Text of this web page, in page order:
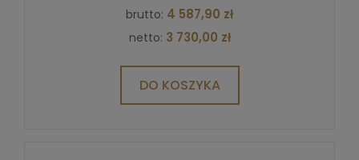
brutto: 4 587,90 zł
netto: 3 730,00 zł
DO KOSZYKA